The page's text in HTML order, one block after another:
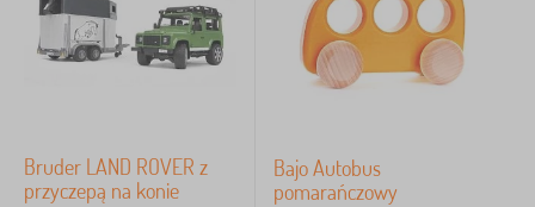
Bruder LAND ROVER z
przyczepą na konie
Bajo Autobus
pomarańczowy